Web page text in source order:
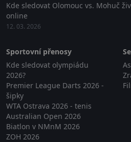
Kde sledovat Olomouc vs. Mohuč
online
12. 03. 2026
Sportovní přenosy
Kde sledovat olympiádu
2026?
Premier League Darts 2026 -
šipky
WTA Ostrava 2026 - tenis
Australian Open 2026
Biatlon v NMnM 2026
ZOH 2026